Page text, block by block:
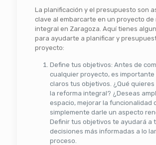
La planificación y el presupuesto son
clave al embarcarte en un proyecto de
integral en Zaragoza. Aquí tienes
para ayudarte a planificar y
proyecto:
Define tus objetivos: Antes de
cualquier proyecto, es
claros tus objetivos. ¿Qué quieres
la reforma integral? ¿Deseas
espacio, mejorar la funcionalidad
simplemente darle un aspecto
Definir tus objetivos te ayudará a
decisiones más informadas a lo
proceso.